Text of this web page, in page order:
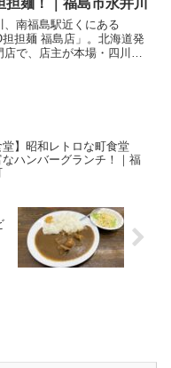
担麺！｜福島市永井川
、南福島駅近くにある
担担麺 福島店」。北海道発
店で、店主が本場・四川省
堂】昭和レトロな町食堂
ハンバーグランチ！｜福